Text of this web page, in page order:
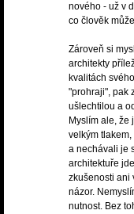
nového - už v
co člověk
Zároveň si
architekty
kvalitách
"prohraji", pak
ušlechtilou a
Myslím ale, že
velkým
a nechávali je
architektuře
zkušenosti ani
názor.
nutnost. Bez